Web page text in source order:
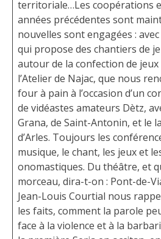
territoriale…Les coopérations
années précédentes sont
nouvelles sont engagées :
qui propose des chantiers de
autour de la confection de jeux
l’Atelier de Najac, que nous
four à pain à l’occasion d’un
de vidéastes amateurs Dètz,
Grana, de Saint-Antonin, et le
d’Arles. Toujours les
musique, le chant, les jeux et
onomastiques. Du théâtre, et
morceau, dira-t-on : Pont-de-
Jean-Louis Courtial nous
les faits, comment la parole
face à la violence et à la